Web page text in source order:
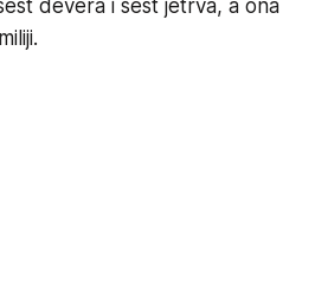
devera i šest jetrva, a ona